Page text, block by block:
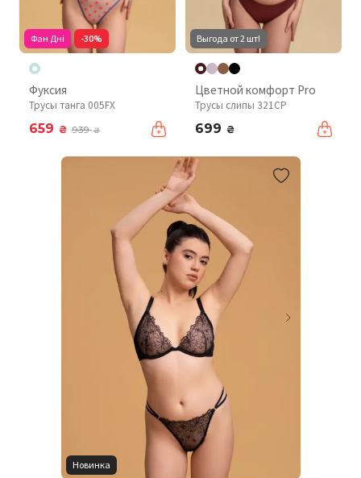
Фан Дні -30%
Фуксия
Трусы танга 005FX
659 ₴ 939₴
Выгода от 2 шт!
Цветной комфорт Pro
Трусы слипы 321CP
699 ₴
Новинка